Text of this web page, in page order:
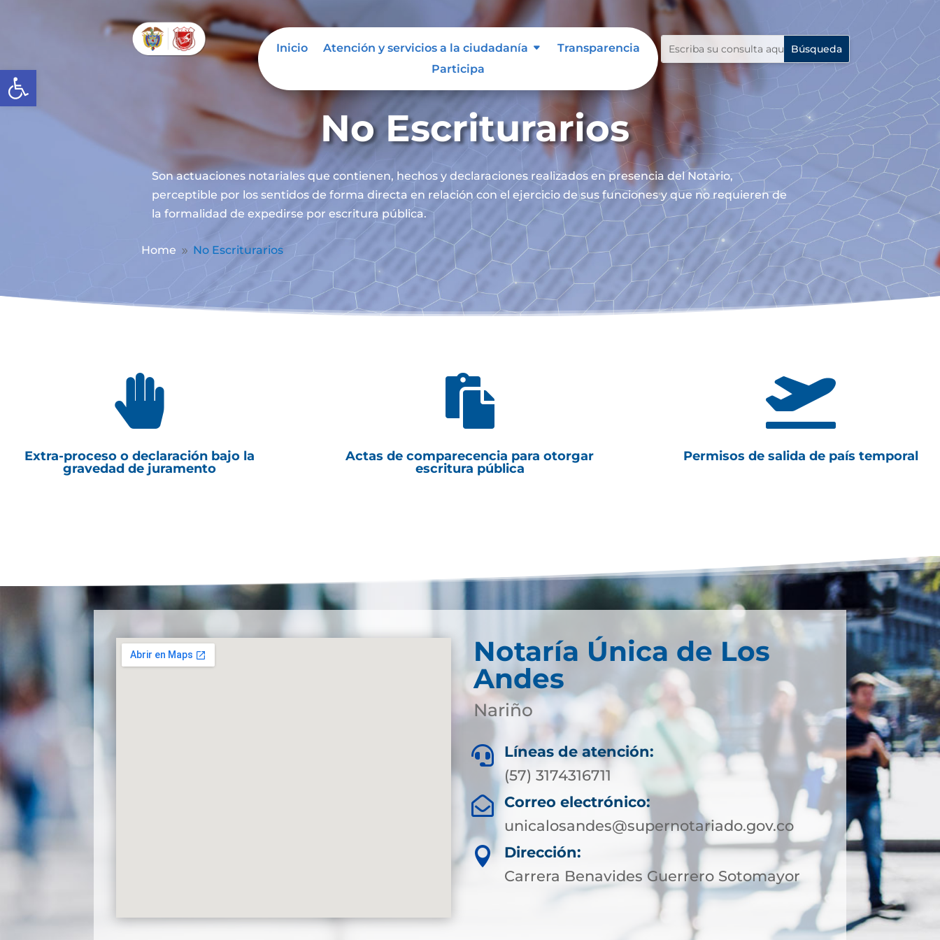
Abrir barra de herramientas
Inicio Atención y servicios a la ciudadanía
Transparencia
Participa
No Escriturarios
Son actuaciones notariales que contienen, hechos y declaraciones realizados en presencia del Notario,
perceptible por los sentidos de forma directa en relación con el ejercicio de sus funciones y que no requieren de
la formalidad de expedirse por escritura pública.
Home 9 No Escriturarios

Extra-proceso o declaración bajo la
gravedad de juramento

Actas de comparecencia para otorgar
escritura pública

Permisos de salida de país temporal
Notaría Única de Los
Andes
Nariño

Líneas de atención:
(57) 3174316711

Correo electrónico:
unicalosandes@supernotariado.gov.co

Dirección:
Carrera Benavides Guerrero Sotomayor